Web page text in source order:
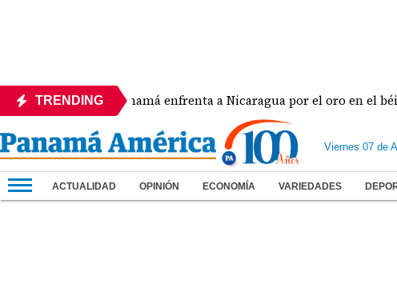
TRENDINGPanamá enfrenta a Nicaragua por el oro en el béisbol
Viernes 07 de
ACTUALIDAD OPINIÓN ECONOMÍA VARIEDADES